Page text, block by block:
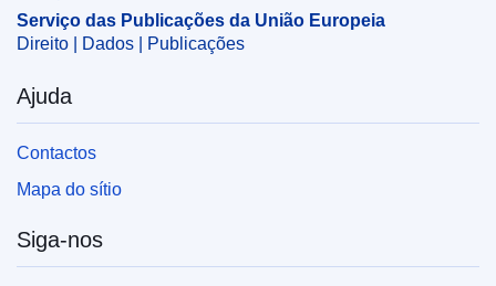
OJ : JOC_2019_230_R_0036
Serviço das Publicações da União Europeia
Direito | Dados | Publicações
Ajuda
Contactos
Mapa do sítio
Siga-nos